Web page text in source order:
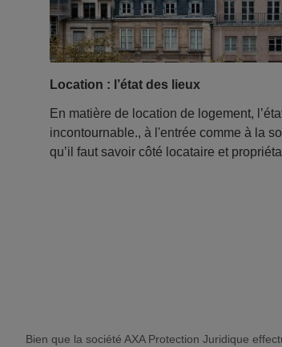
Location : l’état des lieux
En matière de location de logement,
incontournable., à l'entrée comme à la
qu’il faut savoir côté locataire et
Bien que la société AXA Protection Juridique